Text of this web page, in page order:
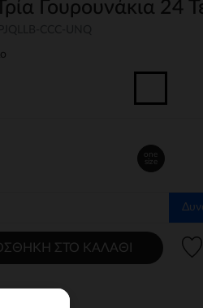
Γουρουνάκια 24
one
size
ΣΤΟ ΚΑΛΆΘΙ